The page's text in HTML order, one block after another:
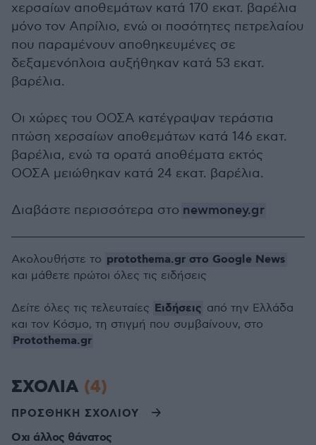
χερσαίων αποθεμάτων κατά 170 εκατ. βαρέλια
μόνο τον Απρίλιο, ενώ οι ποσότητες πετρελαίου
που παραμένουν αποθηκευμένες σε
δεξαμενόπλοια αυξήθηκαν κατά 53 εκατ.
βαρέλια.
Οι χώρες του ΟΟΣΑ κατέγραψαν τεράστια
πτώση χερσαίων αποθεμάτων κατά 146 εκατ.
βαρέλια, ενώ τα ορατά αποθέματα εκτός
ΟΟΣΑ μειώθηκαν κατά 24 εκατ. βαρέλια.
Διαβάστε περισσότερα στο newmoney.gr
Ακολουθήστε το protothema.gr στο Google News
και μάθετε πρώτοι όλες τις ειδήσεις
Δείτε όλες τις τελευταίες Ειδήσεις από την Ελλάδα
και τον Κόσμο, τη στιγμή που συμβαίνουν, στο
Protothema.gr
ΣΧΟΛΙΑ (4)
ΠΡΟΣΘΗΚΗ ΣΧΟΛΙΟΥ
Οχι άλλος θάνατος